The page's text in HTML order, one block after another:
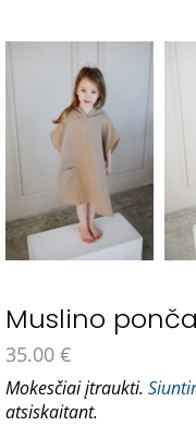
Muslino
35.00 €
Mokesčiai įtraukti.
atsiskaitant.